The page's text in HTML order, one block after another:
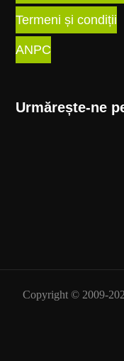
Termeni și condiții
ANPC
Urmărește-ne
Copyright © 2009-